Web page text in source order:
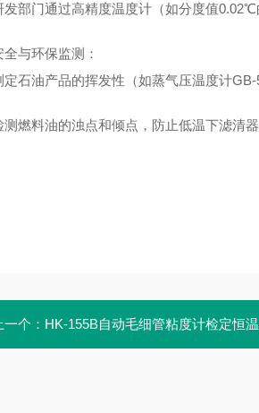
发部门通过高精度温度计（如分度值0.02℃
全与环保监测 ：
定石油产品的挥发性（如蒸气压温度计GB-
测燃料油的浊点和倾点，防止低温下滤清器
一个： HK-155B自动毛细管粘度计检定恒